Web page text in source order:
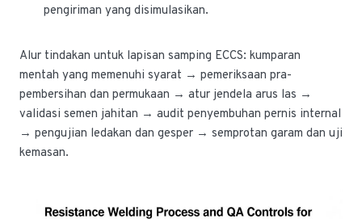
pengiriman yang disimulasikan.
Alur tindakan untuk lapisan samping ECCS: kumparan
mentah yang memenuhi syarat → pemeriksaan pra-
pembersihan dan permukaan → atur jendela arus las →
validasi semen jahitan → audit penyembuhan pernis internal
→ pengujian ledakan dan gesper → semprotan garam dan uji
kemasan.